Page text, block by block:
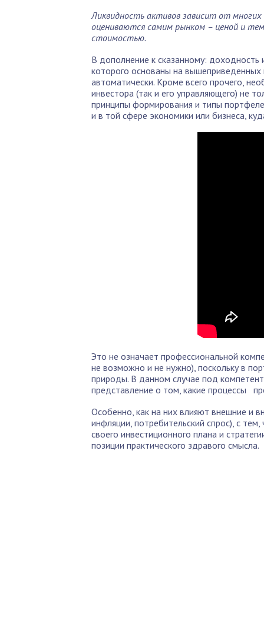
Ликвидность активов зависит от многих
оцениваются самим рынком – ценой и
стоимостью.
В дополнение к сказанному:
которого основаны на
автоматически. Кроме всего прочего,
инвестора (так и его управляющего) не
принципы формирования и типы
и в той сфере экономики или бизнеса,
Это не означает профессиональной
не возможно и не нужно), поскольку в
природы. В данном случае под
представление о том, какие процессы
Особенно, как на них влияют внешние и
инфляции, потребительский спрос), с
своего инвестиционного плана и
позиции практического здравого смысла.